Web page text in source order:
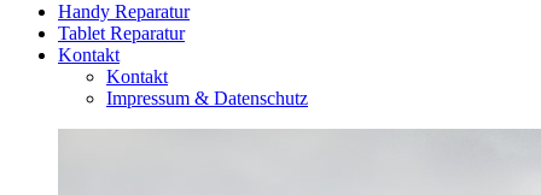
Handy Reparatur
Tablet Reparatur
Kontakt
Kontakt
Impressum & Datenschutz